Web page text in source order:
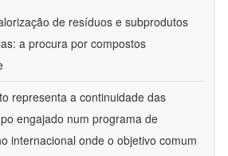
de resíduos e subprodutos
a procura por compostos
representa a continuidade das
engajado num programa de
internacional onde o objetivo comum